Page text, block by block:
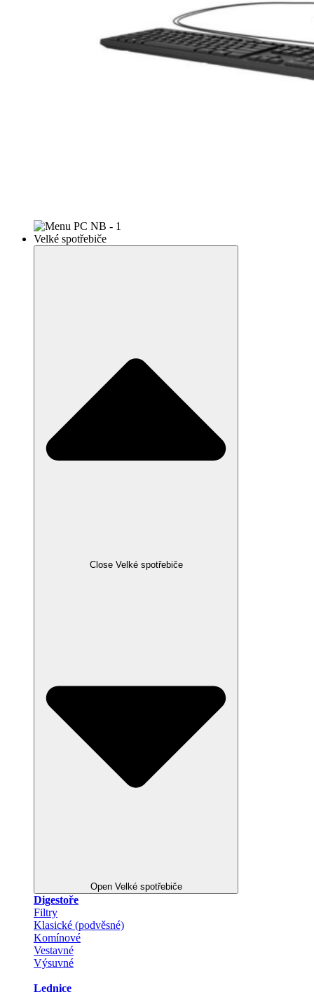
Velké spotřebiče
Close Velké spotřebiče
Open Velké spotřebiče
Digestoře
Filtry
Klasické (podvěsné)
Komínové
Vestavné
Výsuvné
Lednice